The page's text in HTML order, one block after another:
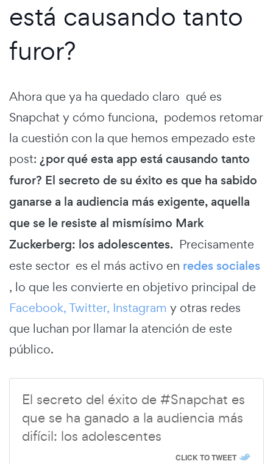
está causando tanto
furor?
Ahora que ya ha quedado claro qué es
Snapchat y cómo funciona, podemos retomar
la cuestión con la que hemos empezado este
post: ¿por qué esta app está causando tanto
furor? El secreto de su éxito es que ha sabido
ganarse a la audiencia más exigente, aquella
que se le resiste al mismísimo Mark
Zuckerberg: los adolescentes. Precisamente
este sector es el más activo en redes sociales
, lo que les convierte en objetivo principal de
Facebook, Twitter, Instagram y otras redes
que luchan por llamar la atención de este
público.
El secreto del éxito de #Snapchat es
que se ha ganado a la audiencia más
difícil: los adolescentes
CLICK TO TWEET